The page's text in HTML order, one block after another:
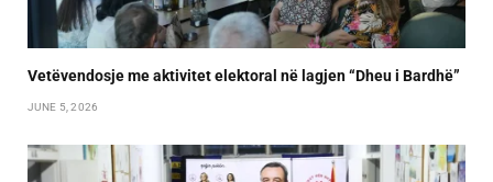
Vetëvendosje me aktivitet elektoral në lagjen “Dheu i Bardhë”
JUNE 5, 2026